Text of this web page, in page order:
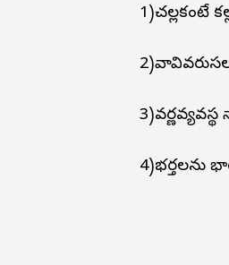
1)చల్లకంటే
4)భర్తలను